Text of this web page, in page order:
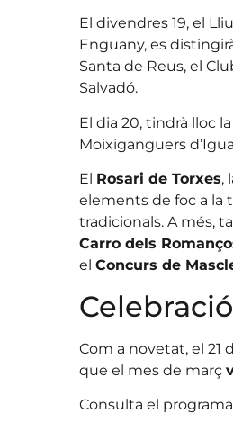
El divendres 19, el
Enguany, es
Santa de Reus, el
Salvadó.
El dia 20, tindrà lloc la
Moixiganguers
El Rosari de Torxes,
elements de foc a la
tradicionals. A més,
Carro dels
el Concurs de
Com a novetat, el 21
que el mes de març
Consulta el